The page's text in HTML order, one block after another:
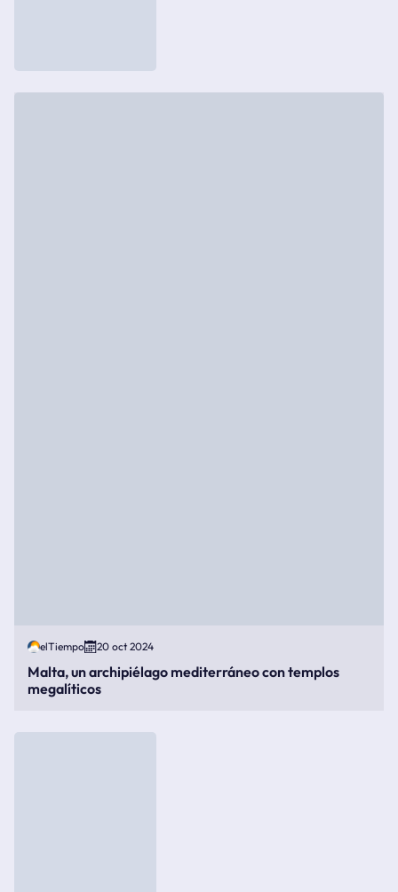
elTiempo 20 oct 2024
Malta, un archipiélago mediterráneo con templos
megalíticos